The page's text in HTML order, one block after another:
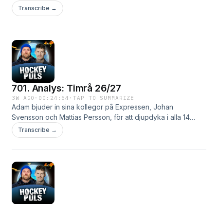
SHL-lag. I dag analyseras Örebro.
Transcribe →
701. Analys: Timrå 26/27
3W AGO · 00:24:54 ·TAP TO SUMMARIZE
Adam bjuder in sina kollegor på Expressen, Johan
Svensson och Mattias Persson, för att djupdyka i alla 14
SHL-lag. I dag analyseras Timrå.
Transcribe →